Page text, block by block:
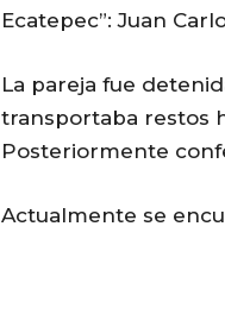
Ecatepec”: Juan
La pareja fue
transportaba restos
Posteriormente
Actualmente se